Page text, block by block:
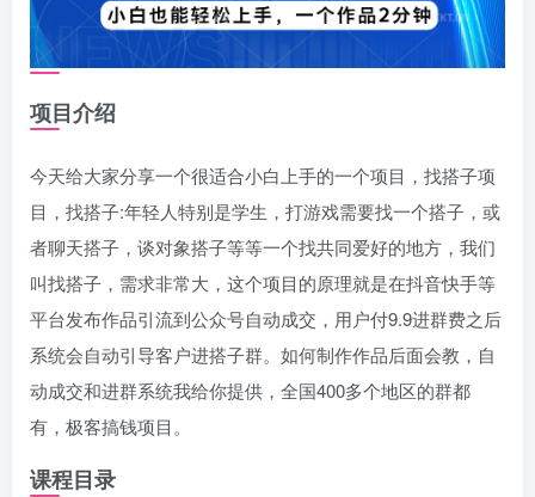
项目介绍
今天给大家分享一个很适合小白上手的一个项目，找搭子项
目，找搭子:年轻人特别是学生，打游戏需要找一个搭子，或
者聊天搭子，谈对象搭子等等一个找共同爱好的地方，我们
叫找搭子，需求非常大，这个项目的原理就是在抖音快手等
平台发布作品引流到公众号自动成交，用户付9.9进群费之后
系统会自动引导客户进搭子群。如何制作作品后面会教，自
动成交和进群系统我给你提供，全国400多个地区的群都
有，极客搞钱项目。
课程目录